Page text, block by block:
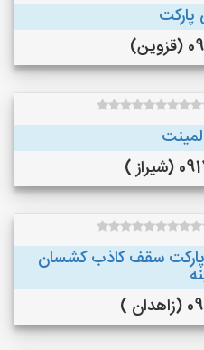
)
پارکت سقف کاذب کشسان
)